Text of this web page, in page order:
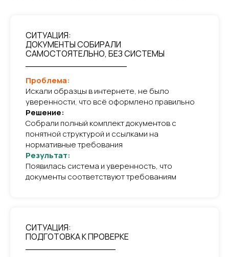
СИТУАЦИЯ:
ДОКУМЕНТЫ СОБИРАЛИ
САМОСТОЯТЕЛЬНО, БЕЗ СИСТЕМЫ
Проблема:
Искали образцы в интернете, не было
уверенности, что всё оформлено правильно
Решение:
Собрали полный комплект документов с
понятной структурой и ссылками на
нормативные требования
Результат:
Появилась система и уверенность, что
документы соответствуют требованиям
СИТУАЦИЯ:
ПОДГОТОВКА К ПРОВЕРКЕ